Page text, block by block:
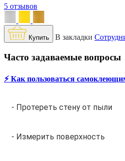
5 отзывов
Купить В закладки
Часто задаваемые вопросы
⚡️ Как пользоваться
- Протереть стену от пыли
- Измерить поверхность